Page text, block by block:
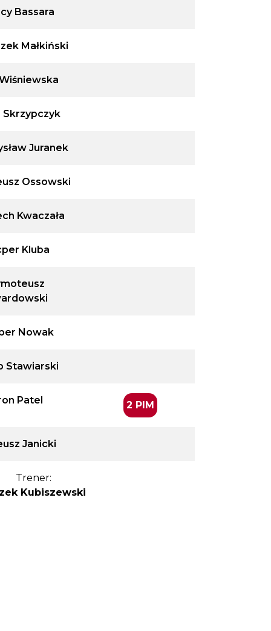
Bassara
Małkiński
Skrzypczyk
Juranek
Ossowski
Kwaczała
Kluba
Nowak
Stawiarski
Patel 2 PIM
Janicki
Trener:
Kubiszewski